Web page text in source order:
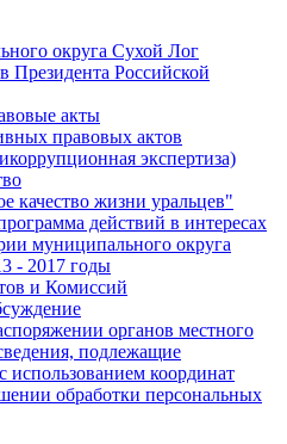
округа Сухой Лог
Президента Российской
акты
правовых актов
экспертиза)
качество жизни уральцев"
действий в интересах
муниципального округа
- 2017 годы
и Комиссий
органов местного
подлежащие
использованием координат
обработки персональных